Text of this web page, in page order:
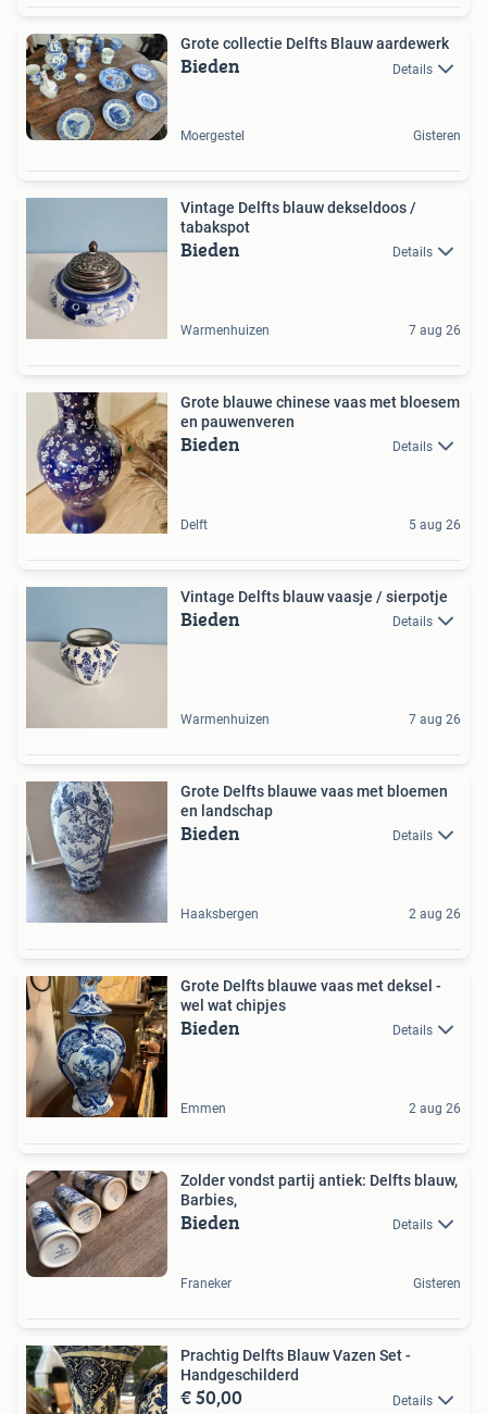
Grote collectie Delfts Blauw aardewerk
Bieden Details
Moergestel Gisteren
Vintage Delfts blauw dekseldoos /
tabakspot
Bieden Details
Warmenhuizen 7 aug 26
Grote blauwe chinese vaas met bloesem
en pauwenveren
Bieden Details
Delft 5 aug 26
Vintage Delfts blauw vaasje / sierpotje
Bieden Details
Warmenhuizen 7 aug 26
Grote Delfts blauwe vaas met bloemen
en landschap
Bieden Details
Haaksbergen 2 aug 26
Grote Delfts blauwe vaas met deksel -
wel wat chipjes
Bieden Details
Emmen 2 aug 26
Zolder vondst partij antiek: Delfts blauw,
Barbies,
Bieden Details
Franeker Gisteren
Prachtig Delfts Blauw Vazen Set -
Handgeschilderd
€ 50,00 Details